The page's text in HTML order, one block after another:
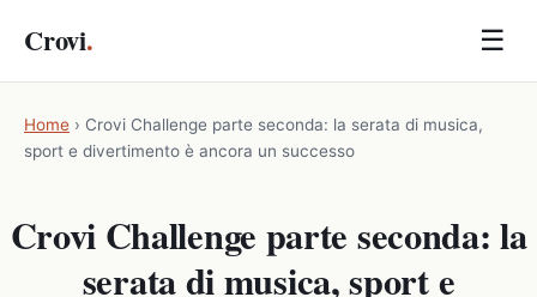
Crovi. ☰
Home › Crovi Challenge parte seconda: la serata di musica,
sport e divertimento è ancora un successo
Crovi Challenge parte seconda: la
serata di musica, sport e